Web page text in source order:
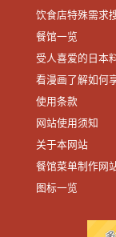
饮食店特殊需求
餐馆一览
受人喜爱的日本
看漫画了解如何
使用条款
网站使用须知
关于本网站
餐馆菜单制作网
图标一览